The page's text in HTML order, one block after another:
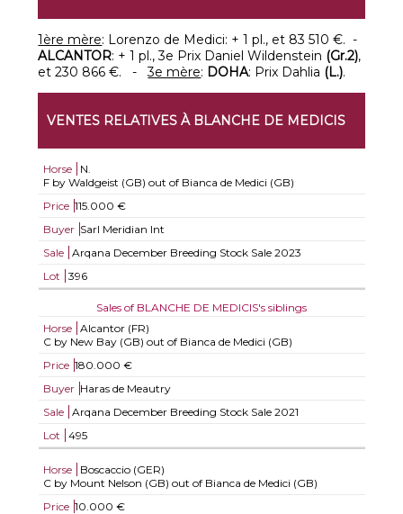
1ère mère: Lorenzo de Medici: + 1 pl., et 83 510 €. -
ALCANTOR: + 1 pl., 3e Prix Daniel Wildenstein (Gr.2),
et 230 866 €. -3e mère: DOHA: Prix Dahlia (L.).
VENTES RELATIVES À BLANCHE DE MEDICIS
Horse
N.
F by Waldgeist (GB) out of Bianca de Medici (GB)
Price 115.000 €
Buyer Sarl Meridian Int
Sale
Arqana December Breeding Stock Sale 2023
Lot
396
Sales of BLANCHE DE MEDICIS's siblings
Horse
Alcantor (FR)
C by New Bay (GB) out of Bianca de Medici (GB)
Price 180.000 €
Buyer Haras de Meautry
Sale
Arqana December Breeding Stock Sale 2021
Lot
495
Horse
Boscaccio (GER)
C by Mount Nelson (GB) out of Bianca de Medici (GB)
Price 10.000 €